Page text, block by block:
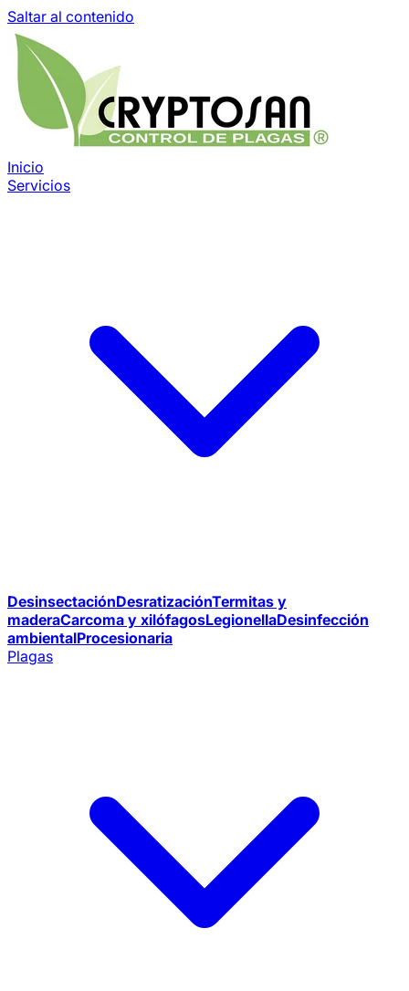
Saltar al contenido
Inicio
Servicios
DesinsectaciónDesratizaciónTermitas y
maderaCarcoma y xilófagosLegionellaDesinfección
ambientalProcesionaria
Plagas